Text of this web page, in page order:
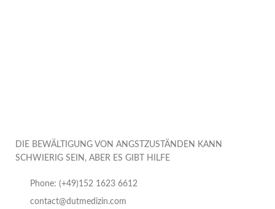
DIE BEWÄLTIGUNG VON ANGSTZUSTÄNDEN KANN
SCHWIERIG SEIN, ABER ES GIBT HILFE
Phone: (+49)152 1623 6612
contact@dutmedizin.com